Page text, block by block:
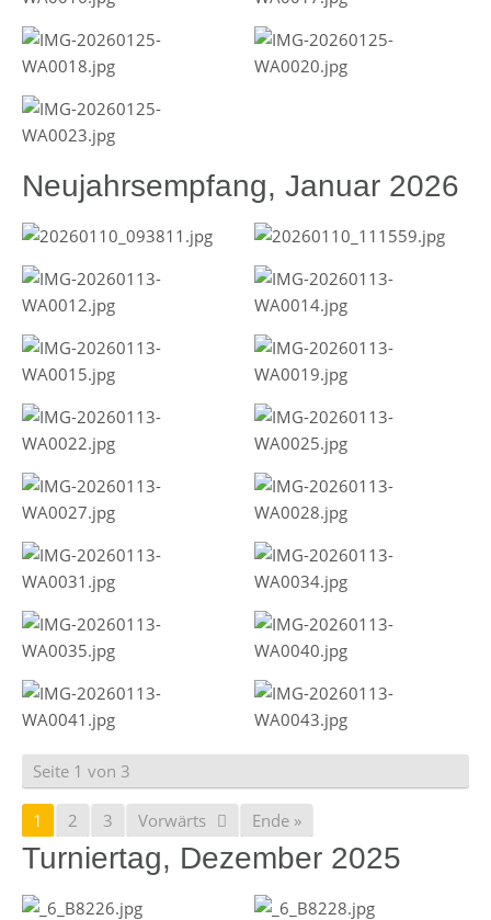
Neujahrsempfang, Januar 2026
Seite 1 von 3
1 2 3 Vorwärts Ende »
Turniertag, Dezember 2025